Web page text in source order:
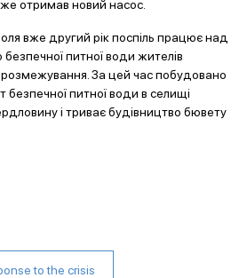
отримав новий насос.
вже другий рік поспіль працює над
питної води жителів
розмежування. За цей час побудовано
питної води в селищі
і триває будівництво бювету
to the crisis